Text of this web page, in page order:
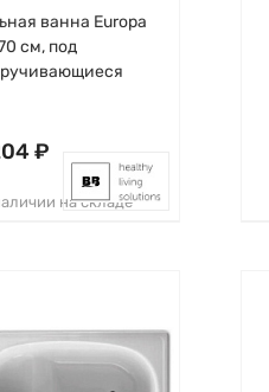
ванна Europa
см, под
₽
на складе